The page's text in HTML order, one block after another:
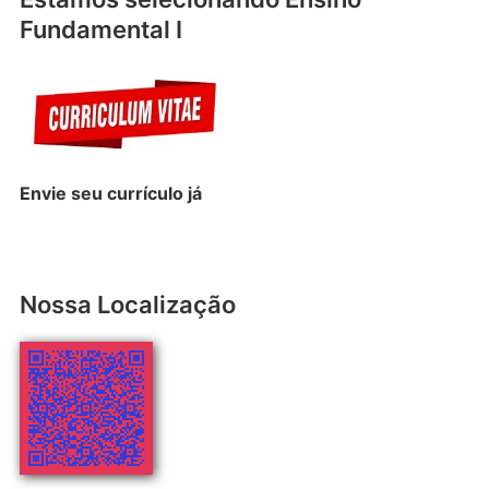
Fundamental I
Envie seu currículojá
Nossa Localização